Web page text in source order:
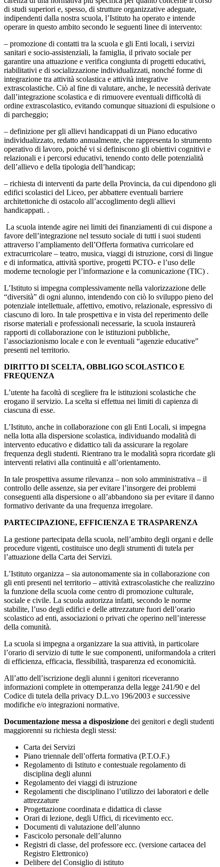
di studi superiori e, spesso, di strutture organizzative adeguate,
indipendenti dalla nostra scuola, l’Istituto ha operato e intende
operare in questo ambito secondo le seguenti linee di intervento:
– promozione di contatti tra la scuola e gli Enti locali, i servizi
sanitari e socio-assistenziali, la famiglia, il privato sociale per
garantire una attuazione e verifica congiunta di progetti educativi,
riabilitativi e di socializzazione individualizzati, nonché forme di
integrazione tra attività scolastica e attività integrative
extrascolastiche. Ciò al fine di valutare, anche, le necessità derivate
dall’integrazione scolastica e di rimuovere eventuali difficoltà di
ordine extrascolastico, evitando comunque situazioni di espulsione o
di parcheggio;
– definizione per gli allievi handicappati di un Piano educativo
individualizzato, redatto annualmente, che rappresenta lo strumento
operativo di lavoro, poiché vi si definiscono gli obiettivi cognitivi e
relazionali e i percorsi educativi, tenendo conto delle potenzialità
dell’allievo e della tipologia dell’handicap;
– richiesta di interventi da parte della Provincia, da cui dipendono gli
edifici scolastici del Liceo, per abbattere eventuali barriere
architettoniche di ostacolo all’accoglimento degli allievi
handicappati. .
La scuola intende agire nei limiti dei finanziamenti di cui dispone a
favore dell’integrazione nel tessuto sociale di tutti i suoi studenti
attraverso l’ampliamento dell’Offerta formativa curricolare ed
extracurricolare – teatro, musica, viaggi di istruzione, corsi di lingue
e di informatica, attività sportive, progetti PCTO- e l’uso delle
moderne tecnologie per l’informazione e la comunicazione (TIC) .
L’Istituto si impegna complessivamente nella valorizzazione delle
“diversità” di ogni alunno, intendendo con ciò lo sviluppo pieno del
potenziale intellettuale, affettivo, emotivo, relazionale, espressivo di
ciascuno di loro. In tale prospettiva e in vista del reperimento delle
risorse materiali e professionali necessarie, la scuola instaurerà
rapporti di collaborazione con le istituzioni pubbliche,
l’associazionismo locale e con le eventuali “agenzie educative”
presenti nel territorio.
DIRITTO DI SCELTA, OBBLIGO SCOLASTICO E
FREQUENZA
L’utente ha facoltà di scegliere fra le istituzioni scolastiche che
erogano il servizio. La scelta si effettua nei limiti di capienza di
ciascuna di esse.
L’Istituto, anche in collaborazione con gli Enti Locali, si impegna
nella lotta alla dispersione scolastica, individuando modalità di
intervento educativo e didattico tali da assicurare la regolare
frequenza degli studenti. Rientrano tra le modalità sopra ricordate gli
interventi relativi alla continuità e all’orientamento.
In tale prospettiva assume rilevanza – non solo amministrativa – il
controllo delle assenze, sia per evitare l’insorgere dei problemi
conseguenti alla dispersione o all’abbandono sia per evitare il danno
formativo derivante da una frequenza irregolare.
PARTECIPAZIONE, EFFICIENZA E TRASPARENZA
La gestione partecipata della scuola, nell’ambito degli organi e delle
procedure vigenti, costituisce uno degli strumenti di tutela per
l’attuazione della Carta dei Servizi.
L’Istituto organizza – sia autonomamente sia in collaborazione con
gli enti presenti nel territorio – attività extrascolastiche che realizzino
la funzione della scuola come centro di promozione culturale,
sociale e civile. La scuola autorizza infatti, secondo le norme
stabilite, l’uso degli edifici e delle attrezzature fuori dell’orario
scolastico ad enti, associazioni o privati che operino nell’interesse
della comunità.
La scuola si impegna a organizzare la sua attività, in particolare
l’orario di servizio di tutte le sue componenti, uniformandola a criteri
di efficienza, efficacia, flessibilità, trasparenza ed economicità.
All’atto dell’iscrizione degli alunni i genitori riceveranno
informazioni complete in ottemperanza della legge 241/90 e del
Codice di tutela della privacy D.L.vo 196/2003 e successive
modifiche e/o integrazioni normative.
Documentazione messa a disposizione dei genitori e degli studenti
maggiorenni su richiesta degli stessi:
Carta dei Servizi
Piano triennale dell’offerta formativa (P.T.O.F.)
Regolamento di Istituto e contestuale regolamento di
disciplina degli alunni
Regolamento dei viaggi di istruzione
Regolamenti che disciplinano l’utilizzo dei laboratori e delle
attrezzature
Progettazione coordinata e didattica di classe
Orari di lezione, degli Uffici, di ricevimento ecc.
Documenti di valutazione dell’alunno
Fascicolo personale dell’alunno
Registri di classe, del professore ecc. (versione cartacea del
Registro Elettronico)
Delibere del Consiglio di istituto